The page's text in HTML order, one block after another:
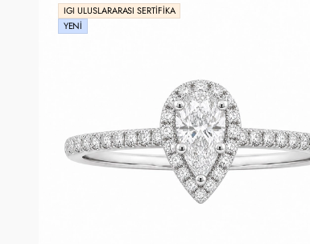
IGI ULUSLARARASI SERTIFIKA
YENI